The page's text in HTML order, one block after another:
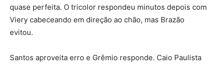
quase perfeita. O tricolor respondeu minutos depois com
Viery cabeceando em direção ao chão, mas Brazão
evitou.
Santos aproveita erro e Grêmio responde. Caio Paulista